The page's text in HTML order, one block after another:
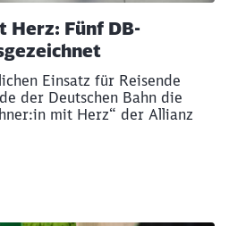
Herz: Fünf DB-
Einsatz für Reisende
der Deutschen Bahn die
mit Herz“ der Allianz